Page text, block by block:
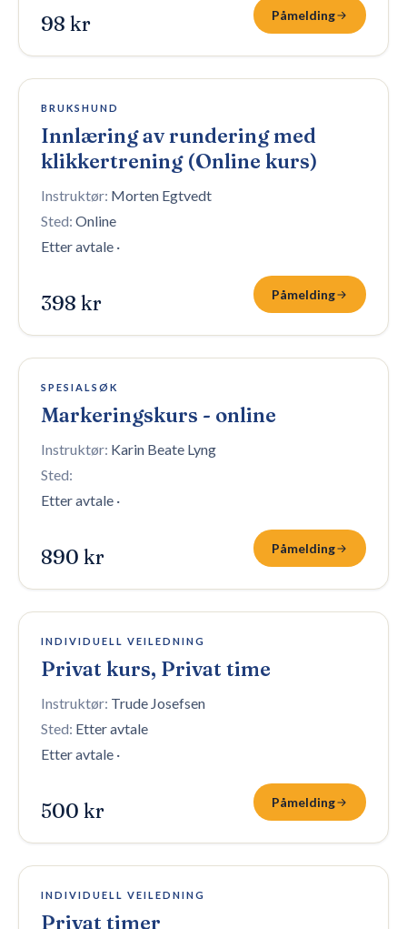
98 kr Påmelding
Åpen påmelding
BRUKSHUND
Innlæring av rundering med
klikkertrening (Online kurs)
Instruktør: Morten Egtvedt
Sted: Online
Etter avtale ·
398 kr Påmelding
100 plasser igjen
SPESIALSØK
Markeringskurs - online
Instruktør: Karin Beate Lyng
Sted:
Etter avtale ·
890 kr Påmelding
4 plasser igjen
INDIVIDUELL VEILEDNING
Privat kurs, Privat time
Instruktør: Trude Josefsen
Sted: Etter avtale
Etter avtale ·
500 kr Påmelding
8 plasser igjen
INDIVIDUELL VEILEDNING
Privat timer